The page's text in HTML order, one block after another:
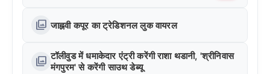
photo_library जाह्नवी कपूर का ट्रेडिशनल लुक वायरल
photo_library टॉलीवुड में धमाकेदार एंट्री करेंगी राशा थडानी, 'श्रीनिवास
मंगपुरम' से करेंगी साउथ डेब्यू